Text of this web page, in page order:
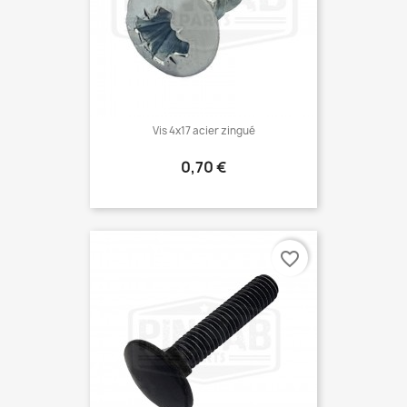
Vis 4x17 acier zingué
Prix
0,70 €
favorite_border